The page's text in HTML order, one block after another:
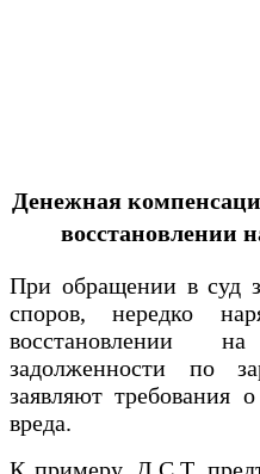
Денежная
восстановлении
При обращении в суд
споров, нередко
восстановлении
задолженности по
заявляют требования
вреда.